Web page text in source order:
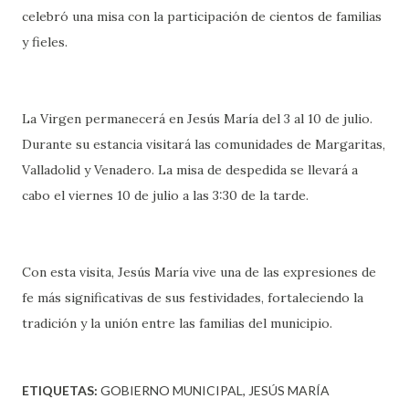
celebró una misa con la participación de cientos de familias
y fieles.
La Virgen permanecerá en Jesús María del 3 al 10 de julio.
Durante su estancia visitará las comunidades de Margaritas,
Valladolid y Venadero. La misa de despedida se llevará a
cabo el viernes 10 de julio a las 3:30 de la tarde.
Con esta visita, Jesús María vive una de las expresiones de
fe más significativas de sus festividades, fortaleciendo la
tradición y la unión entre las familias del municipio.
ETIQUETAS: GOBIERNO MUNICIPAL JESÚS MARÍA